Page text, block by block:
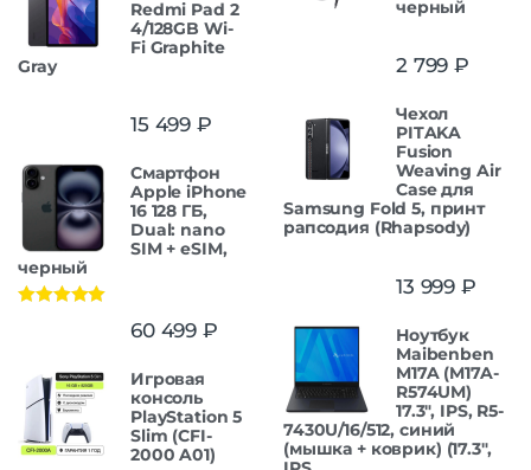
Redmi Pad 2
4/128GB Wi-
Fi Graphite
Gray
15 499 ₽
Смартфон
Apple iPhone
16 128 ГБ,
Dual: nano
SIM + eSIM,
черный
60 499 ₽
Игровая
консоль
PlayStation 5
Slim (CFI-
2000 A01)
черный
2 799 ₽
Чехол
PITAKA
Fusion
Weaving Air
Case для
Samsung Fold 5, принт
рапсодия (Rhapsody)
13 999 ₽
Ноутбук
Maibenben
M17A (M17A-
R574UM)
17.3", IPS, R5-
7430U/16/512, синий
(мышка + коврик) (17.3",